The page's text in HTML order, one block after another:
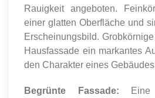
Rauigkeit angeboten.
einer glatten Oberfläche und
Erscheinungsbild.
Hausfassade ein markantes
den Charakter eines
Begrünte Fassade: Eine